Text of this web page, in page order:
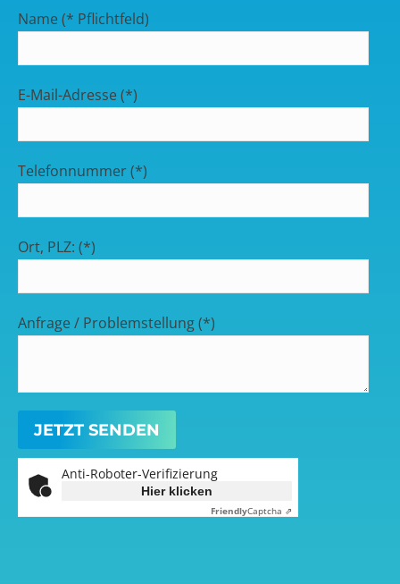
Name (* Pflichtfeld)
E-Mail-Adresse (*)
Telefonnummer (*)
Ort, PLZ: (*)
Anfrage / Problemstellung (*)
Anti-Roboter-Verifizierung
Hier klicken
FriendlyCaptcha ⇗